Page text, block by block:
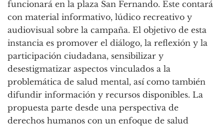
funcionará en la plaza San Fernando. Este contará
con material informativo, lúdico recreativo y
audiovisual sobre la campaña. El objetivo de esta
instancia es promover el diálogo, la reflexión y la
participación ciudadana, sensibilizar y
desestigmatizar aspectos vinculados a la
problemática de salud mental, así como también
difundir información y recursos disponibles. La
propuesta parte desde una perspectiva de
derechos humanos con un enfoque de salud